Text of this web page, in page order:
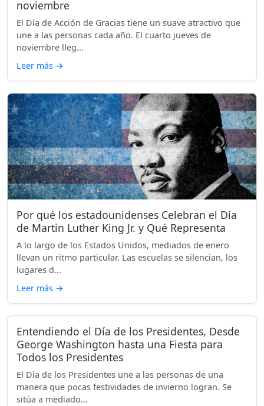
noviembre
El Día de Acción de Gracias tiene un suave atractivo que
une a las personas cada año. El cuarto jueves de
noviembre lleg...
Leer más →
Por qué los estadounidenses Celebran el Día
de Martin Luther King Jr. y Qué Representa
A lo largo de los Estados Unidos, mediados de enero
llevan un ritmo particular. Las escuelas se silencian, los
lugares d...
Leer más →
Entendiendo el Día de los Presidentes, Desde
George Washington hasta una Fiesta para
Todos los Presidentes
El Día de los Presidentes une a las personas de una
manera que pocas festividades de invierno logran. Se
sitúa a mediado...